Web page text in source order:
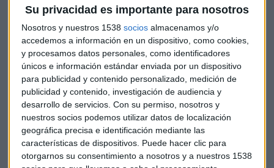
Su privacidad es importante para nosotros
Nosotros y nuestros 1538 socios almacenamos y/o
accedemos a información en un dispositivo, como cookies,
y procesamos datos personales, como identificadores
únicos e información estándar enviada por un dispositivo
para publicidad y contenido personalizado, medición de
publicidad y contenido, investigación de audiencia y
desarrollo de servicios. Con su permiso, nosotros y
nuestros socios podemos utilizar datos de localización
geográfica precisa e identificación mediante las
características de dispositivos. Puede hacer clic para
otorgarnos su consentimiento a nosotros y a nuestros 1538
CONSULTORIO
Iturralde: “Todavía no hay euforia, el mercado
seguirá subiendo”
Sandra Torrecillas